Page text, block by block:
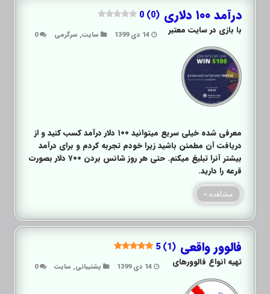
درآمد ۱۰۰ دلاری 0 (0)
14 دی 1399 سایت, سرگرمی 0 با بازی در سایت معتبر
معرفی شده خیلی سریع میتوانید ۱۰۰ دلار درآمد کسب کنید و از
دریافت آن مطمئن باشید زیرا خودم تجربه کردم و برای درآمد
بیشتر آنرا تبلیغ میکنم. حتی هر روز شانس بردن ۷۰۰ دلار بصورت
قرعه را دارید.
مشاهده »
فالوور واقعی 5 (1)
14 دی 1399 پشتیبانی, سایت 0 تهیه انواع فالوورهای